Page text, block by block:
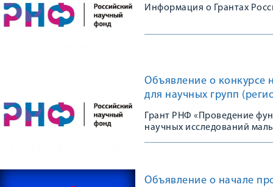
Информация о Грантах
Объявление о конкурсе
для научных групп
Грант РНФ «Проведение
научных исследований
Объявление о начале